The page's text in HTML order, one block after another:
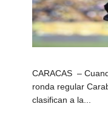
CARACAS –
ronda regular
clasifican a la...